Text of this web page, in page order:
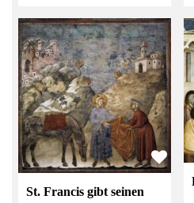
St. Francis gibt seinen